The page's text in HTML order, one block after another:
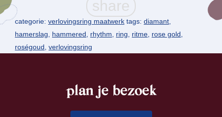
categorie: verlovingsring maatwerk tags: diamant,
hamerslag, hammered, rhythm, ring, ritme, rose gold,
roségoud, verlovingsring
plan je bezoek